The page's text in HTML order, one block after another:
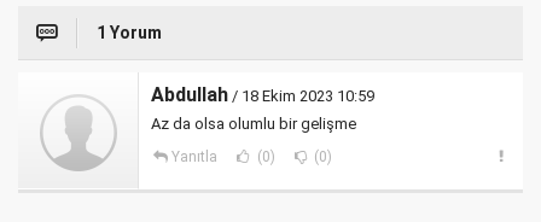
1 Yorum
Abdullah / 18 Ekim 2023 10:59
Az da olsa olumlu bir gelişme
Yanıtla (0) (0)